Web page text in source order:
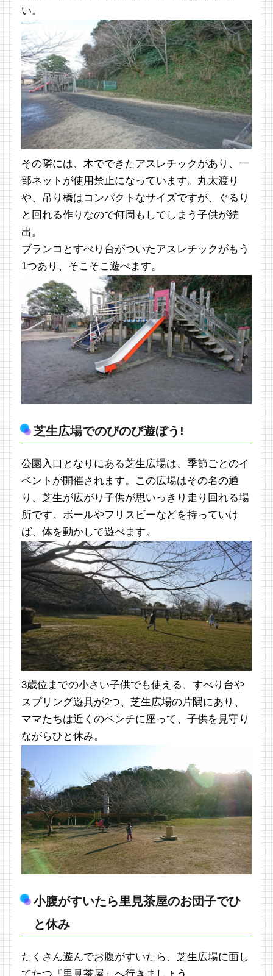
い。
その隣には、木でできたアスレチックがあり、一
部ネットが使用禁止になっています。丸太渡り
や、吊り橋はコンパクトなサイズですが、ぐるり
と回れる作りなので何周もしてしまう子供が続
出。
ブランコとすべり台がついたアスレチックがもう
1つあり、そこそこ遊べます。
芝生広場でのびのび遊ぼう!
公園入口となりにある芝生広場は、季節ごとのイ
ベントが開催されます。この広場はその名の通
り、芝生が広がり子供が思いっきり走り回れる場
所です。ボールやフリスビーなどを持っていけ
ば、体を動かして遊べます。
3歳位までの小さい子供でも使える、すべり台や
スプリング遊具が2つ、芝生広場の片隅にあり、
ママたちは近くのベンチに座って、子供を見守り
ながらひと休み。
小腹がすいたら里見茶屋のお団子でひ
と休み
たくさん遊んでお腹がすいたら、芝生広場に面し